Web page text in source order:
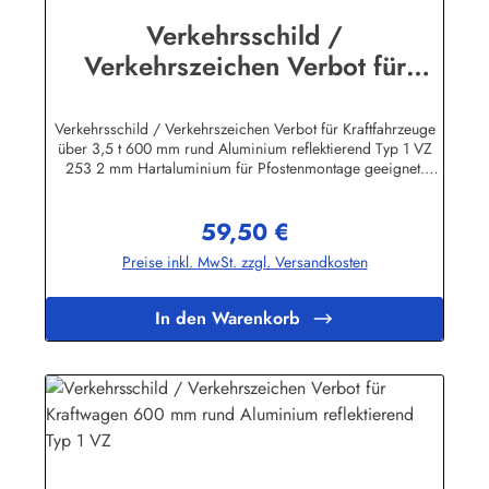
Verkehrsschild /
Verkehrszeichen Verbot für
mm rund Aluminium reflekt
Verkehrsschild / Verkehrszeichen Verbot für Kraftfahrzeuge
über 3,5 t 600 mm rund Aluminium reflektierend Typ 1 VZ
253 2 mm Hartaluminium für Pfostenmontage geeignet.
verschiedenen Größen lieferbar! Wir führen ausschließlich
beste Qualität "Made in Germany". Bitte beachten Sie beim
Preisvergleich: Die Verkehrszeichen entsprechen den
Gütezeichen. Die Stärke des Hart - Aluminium - Bleches
beträgt 2 mm, die Schilder sind also für die Pfostenmontage
geeignet und zeichnen sich durch erstklassige Verarbeitung
Klar Schilder- und Etikettenfabrik GmbH & Co. KGNeuer Weg
12 – 1642111 Wuppertalinfo@schilder-klar.de
Regulärer Preis:
59,50 €
Preise inkl. MwSt. zzgl. Versandkosten
In den Warenkorb